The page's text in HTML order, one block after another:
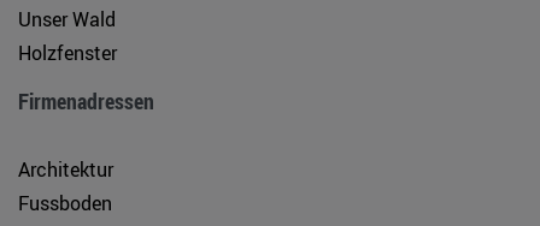
Unser Wald
Holzfenster
Firmenadressen
Architektur
Fussboden